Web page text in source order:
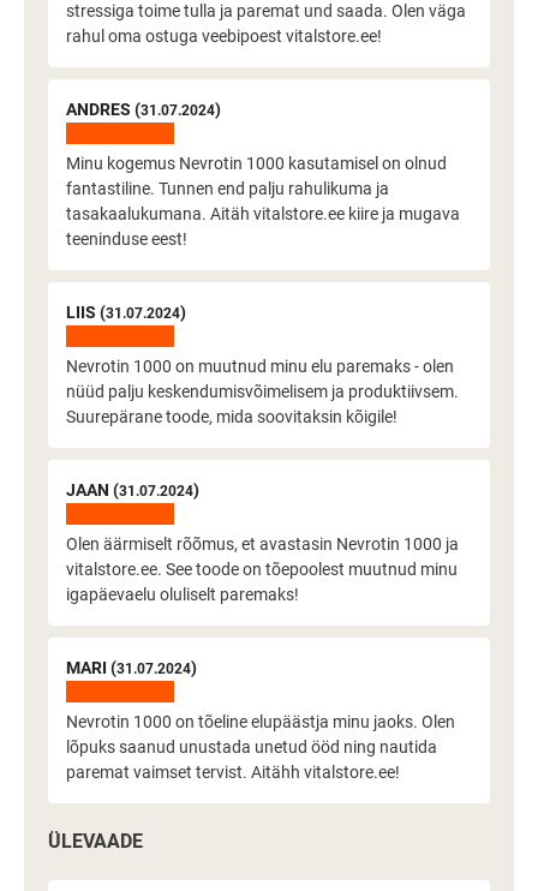
stressiga toime tulla ja paremat und saada. Olen väga
rahul oma ostuga veebipoest vitalstore.ee!
ANDRES (31.07.2024)
Minu kogemus Nevrotin 1000 kasutamisel on olnud
fantastiline. Tunnen end palju rahulikuma ja
tasakaalukumana. Aitäh vitalstore.ee kiire ja mugava
teeninduse eest!
LIIS (31.07.2024)
Nevrotin 1000 on muutnud minu elu paremaks - olen
nüüd palju keskendumisvõimelisem ja produktiivsem.
Suurepärane toode, mida soovitaksin kõigile!
JAAN (31.07.2024)
Olen äärmiselt rõõmus, et avastasin Nevrotin 1000 ja
vitalstore.ee. See toode on tõepoolest muutnud minu
igapäevaelu oluliselt paremaks!
MARI (31.07.2024)
Nevrotin 1000 on tõeline elupäästja minu jaoks. Olen
lõpuks saanud unustada unetud ööd ning nautida
paremat vaimset tervist. Aitähh vitalstore.ee!
ÜLEVAADE